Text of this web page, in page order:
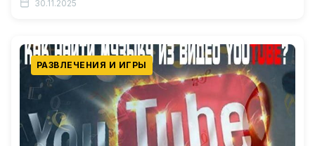
Ограничения исследования…
30.11.2025
РАЗВЛЕЧЕНИЯ И ИГРЫ